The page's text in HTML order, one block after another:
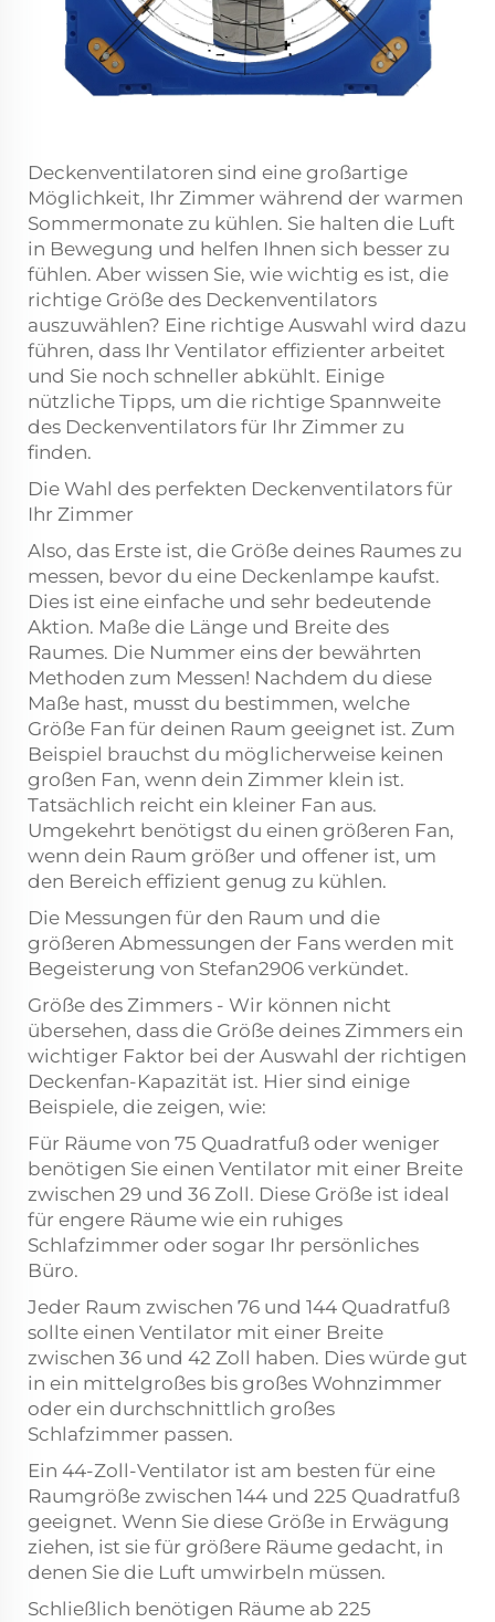
Deckenventilatoren sind eine großartige
Möglichkeit, Ihr Zimmer während der warmen
Sommermonate zu kühlen. Sie halten die Luft
in Bewegung und helfen Ihnen sich besser zu
fühlen. Aber wissen Sie, wie wichtig es ist, die
richtige Größe des Deckenventilators
auszuwählen? Eine richtige Auswahl wird dazu
führen, dass Ihr Ventilator effizienter arbeitet
und Sie noch schneller abkühlt. Einige
nützliche Tipps, um die richtige Spannweite
des Deckenventilators für Ihr Zimmer zu
finden.
Die Wahl des perfekten Deckenventilators für
Ihr Zimmer
Also, das Erste ist, die Größe deines Raumes zu
messen, bevor du eine Deckenlampe kaufst.
Dies ist eine einfache und sehr bedeutende
Aktion. Maße die Länge und Breite des
Raumes. Die Nummer eins der bewährten
Methoden zum Messen! Nachdem du diese
Maße hast, musst du bestimmen, welche
Größe Fan für deinen Raum geeignet ist. Zum
Beispiel brauchst du möglicherweise keinen
großen Fan, wenn dein Zimmer klein ist.
Tatsächlich reicht ein kleiner Fan aus.
Umgekehrt benötigst du einen größeren Fan,
wenn dein Raum größer und offener ist, um
den Bereich effizient genug zu kühlen.
Die Messungen für den Raum und die
größeren Abmessungen der Fans werden mit
Begeisterung von Stefan2906 verkündet.
Größe des Zimmers - Wir können nicht
übersehen, dass die Größe deines Zimmers ein
wichtiger Faktor bei der Auswahl der richtigen
Deckenfan-Kapazität ist. Hier sind einige
Beispiele, die zeigen, wie:
Für Räume von 75 Quadratfuß oder weniger
benötigen Sie einen Ventilator mit einer Breite
zwischen 29 und 36 Zoll. Diese Größe ist ideal
für engere Räume wie ein ruhiges
Schlafzimmer oder sogar Ihr persönliches
Büro.
Jeder Raum zwischen 76 und 144 Quadratfuß
sollte einen Ventilator mit einer Breite
zwischen 36 und 42 Zoll haben. Dies würde gut
in ein mittelgroßes bis großes Wohnzimmer
oder ein durchschnittlich großes
Schlafzimmer passen.
Ein 44-Zoll-Ventilator ist am besten für eine
Raumgröße zwischen 144 und 225 Quadratfuß
geeignet. Wenn Sie diese Größe in Erwägung
ziehen, ist sie für größere Räume gedacht, in
denen Sie die Luft umwirbeln müssen.
Schließlich benötigen Räume ab 225